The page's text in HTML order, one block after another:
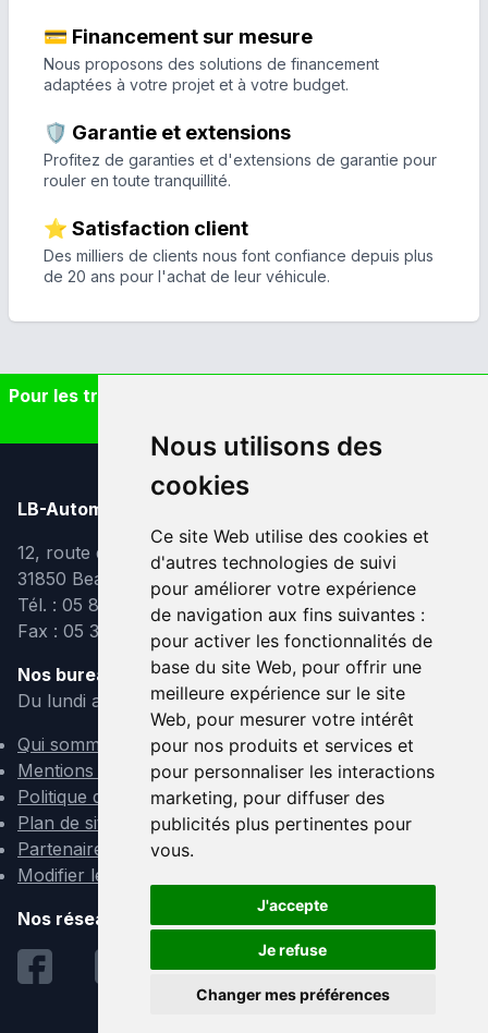
Nous utilisons des
cookies
Ce site Web utilise des cookies et
d'autres technologies de suivi
pour améliorer votre expérience
de navigation aux fins suivantes :
pour activer les fonctionnalités de
base du site Web, pour offrir une
meilleure expérience sur le site
Web, pour mesurer votre intérêt
pour nos produits et services et
pour personnaliser les interactions
marketing, pour diffuser des
publicités plus pertinentes pour
vous.
J'accepte
Je refuse
Changer mes préférences
💳 Financement sur mesure
Nous proposons des solutions de financement
adaptées à votre projet et à votre budget.
🛡️ Garantie et extensions
Profitez de garanties et d'extensions de garantie pour
rouler en toute tranquillité.
⭐ Satisfaction client
Des milliers de clients nous font confiance depuis plus
de 20 ans pour l'achat de leur véhicule.
Pour les trajets courts, privilégiez la marche ou le vélo
LB-Automobiles.com
12, route de Lavaur
31850 Beaupuy
Tél. : 05 82 95 39 40
Fax : 05 31 08 10 91
Nos bureaux sont ouverts :
Du lundi au vendredi de 9h à 12h et de 14h à 18h
Qui sommes-nous ?
Mentions légales
Politique de confidentialité
Plan de site
Partenaires
Modifier les cookies
Nos réseaux sociaux :